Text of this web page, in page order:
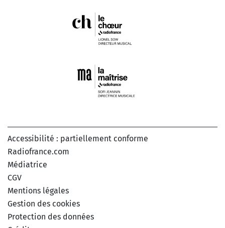
Accessibilité : partiellement conforme
Radiofrance.com
Médiatrice
CGV
Mentions légales
Gestion des cookies
Protection des données